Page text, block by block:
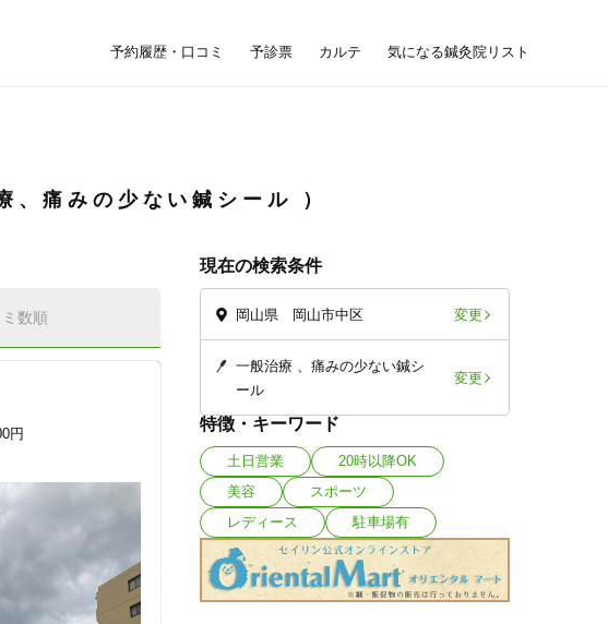
予約履歴・口コミ 予診票 カルテ 気になる鍼灸院リスト
、痛みの少ない鍼シール
現在の検索条件
岡山県 岡山市中区 変更
一般治療
痛みの少ない鍼シ
ール
変更
特徴・キーワード
土日営業
20時以降OK
美容
スポーツ
レディース
駐車場有
数順
円